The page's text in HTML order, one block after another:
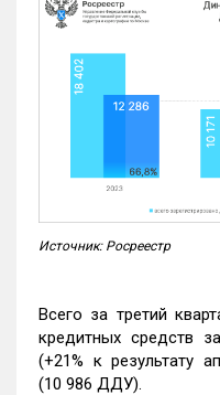
Источник: Росреестр
Всего за третий
кредитных средств
(+21% к результату
(10 986 ДДУ).